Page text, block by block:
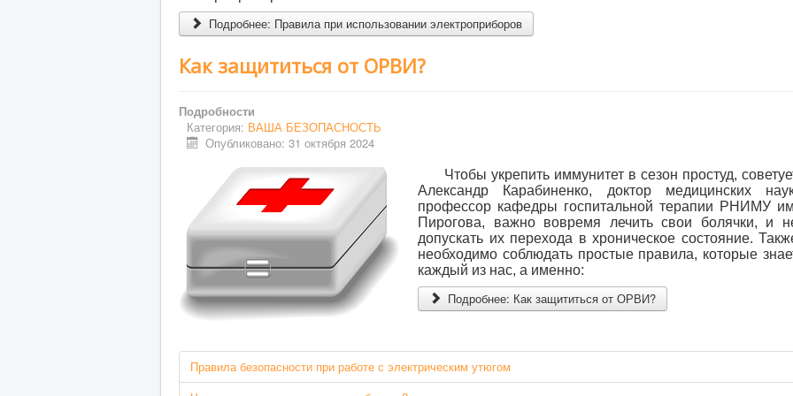
Подробнее: Правила при использовании электроприборов
Как защититься от ОРВИ?
Подробности
Категория: ВАША БЕЗОПАСНОСТЬ
Опубликовано: 31 октября 2024
Чтобы укрепить иммунитет в сезон простуд,
Александр Карабиненко, доктор медицинских
профессор кафедры госпитальной терапии РНИМУ
Пирогова, важно вовремя лечить свои болячки, и
допускать их перехода в хроническое состояние.
необходимо соблюдать простые правила, которые
каждый из нас, а именно:
Подробнее: Как защититься от ОРВИ?
Правила безопасности при работе с электрическим утюгом